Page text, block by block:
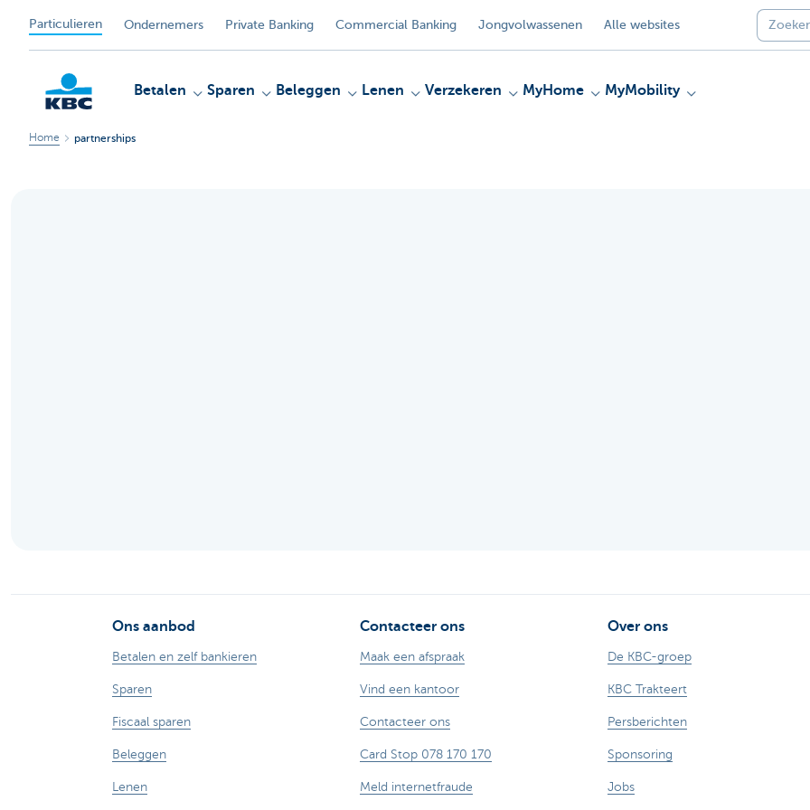
Particulieren Ondernemers Private Banking Commercial Banking Jongvolwassenen Alle websites
Betalen Sparen Beleggen Lenen Verzekeren MyHome MyMobility
Home partnerships
Ons aanbod
Betalen en zelf bankieren
Sparen
Fiscaal sparen
Beleggen
Lenen
Contacteer ons
Maak een afspraak
Vind een kantoor
Contacteer ons
Card Stop 078 170 170
Meld internetfraude
Over ons
De KBC-groep
KBC Trakteert
Persberichten
Sponsoring
Jobs